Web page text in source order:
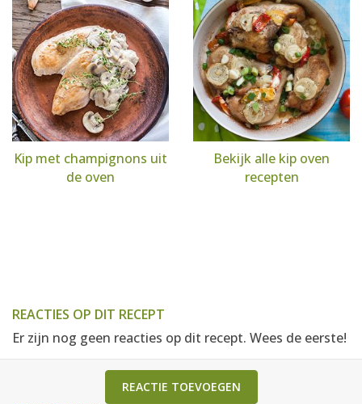
Kip met champignons uit
de oven
Bekijk alle kip oven
recepten
REACTIES OP DIT RECEPT
Er zijn nog geen reacties op dit recept. Wees de eerste!
REACTIE TOEVOEGEN